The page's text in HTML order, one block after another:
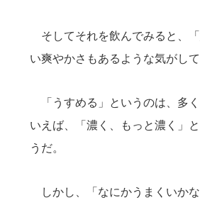
そしてそれを飲んでみると、
い爽やかさもあるような気がし
「うすめる」というのは、多
いえば、「濃く、もっと濃く」
うだ。
しかし、「なにかうまくいか